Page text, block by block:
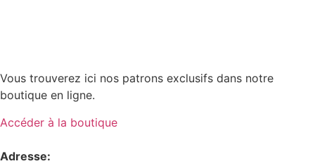
Vous trouverez ici nos patrons exclusifs dans notre
boutique en ligne.
Accéder à la boutique
Adresse: